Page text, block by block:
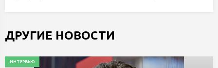
ДРУГИЕ НОВОСТИ
ИНТЕРВЬЮ